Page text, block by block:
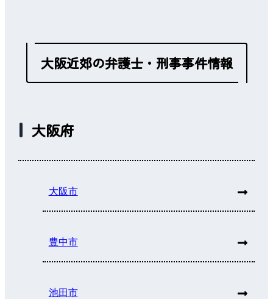
大阪近郊の弁護士・刑事事件情報
大阪府
大阪市
豊中市
池田市